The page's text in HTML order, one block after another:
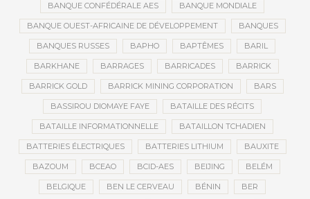
BANQUE CONFÉDÉRALE AES BANQUE MONDIALE
BANQUE OUEST-AFRICAINE DE DÉVELOPPEMENT BANQUES
BANQUES RUSSES BAPHO BAPTÊMES BARIL
BARKHANE BARRAGES BARRICADES BARRICK
BARRICK GOLD BARRICK MINING CORPORATION BARS
BASSIROU DIOMAYE FAYE BATAILLE DES RÉCITS
BATAILLE INFORMATIONNELLE BATAILLON TCHADIEN
BATTERIES ÉLECTRIQUES BATTERIES LITHIUM BAUXITE
BAZOUM BCEAO BCID-AES BEIJING BELÉM
BELGIQUE BEN LE CERVEAU BÉNIN BER